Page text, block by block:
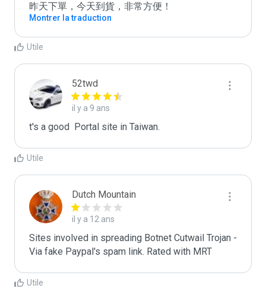
昨天下單，今天到貨，非常方便！
Montrer la traduction
Utile
52twd
il y a 9 ans
t's a good  Portal site in Taiwan.
Utile
Dutch Mountain
il y a 12 ans
Sites involved in spreading Botnet Cutwail Trojan -
Via fake Paypal's spam link. Rated with MRT
Utile